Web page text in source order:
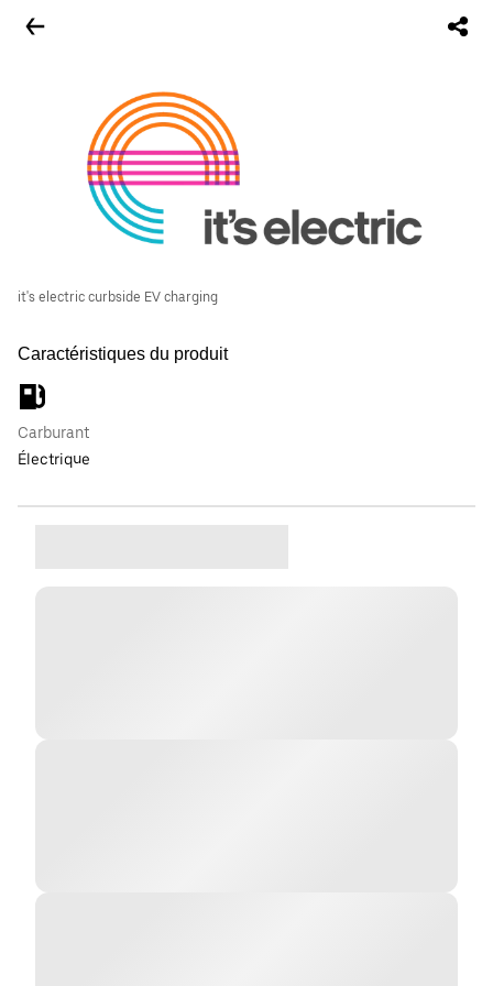
it's electric curbside EV charging
Caractéristiques du produit
Carburant
Électrique